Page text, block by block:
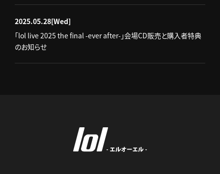
2025.05.28[Wed]
「lol live 2025 the final -ever after-」会場CD販売と購入者特典
のお知らせ